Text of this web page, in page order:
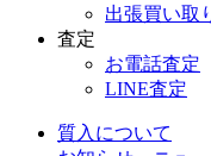
出張買い取
査定
お電話査定
LINE査定
質入について